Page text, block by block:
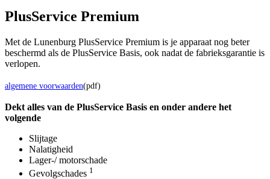
PlusService Premium
Met de Lunenburg PlusService Premium is je apparaat nog beter
beschermd als de PlusService Basis, ook nadat de fabrieksgarantie is
verlopen.
algemene voorwaarden(pdf)
Dekt alles van de PlusService Basis en onder andere het
volgende
Slijtage
Nalatigheid
Lager-/ motorschade
Gevolgschades 1